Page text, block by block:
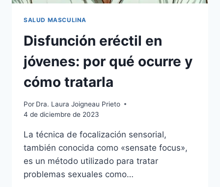
SALUD MASCULINA
Disfunción eréctil en
jóvenes: por qué ocurre y
cómo tratarla
Por Dra. Laura Joigneau Prieto
4 de diciembre de 2023
La técnica de focalización sensorial,
también conocida como «sensate focus»,
es un método utilizado para tratar
problemas sexuales como…